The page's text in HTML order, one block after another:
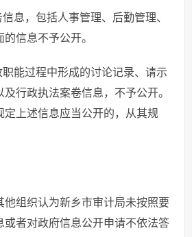
息，包括人事管理、后勤管理、
信息不予公开。
能过程中形成的讨论记录、请示
行政执法案卷信息，不予公开。
定上述信息应当公开的，从其规
组织认为新乡市审计局未按照要
或者对政府信息公开申请不依法答